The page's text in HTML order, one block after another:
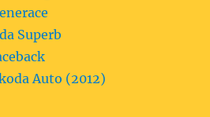
Superb
Auto (2012)